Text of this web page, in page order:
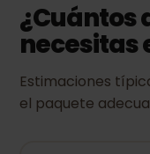
¿Cuántos
necesitas
Estimaciones
el paquete